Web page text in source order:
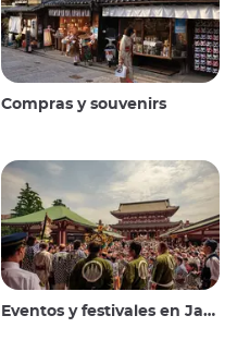
Compras y souvenirs
Eventos y festivales en Japón